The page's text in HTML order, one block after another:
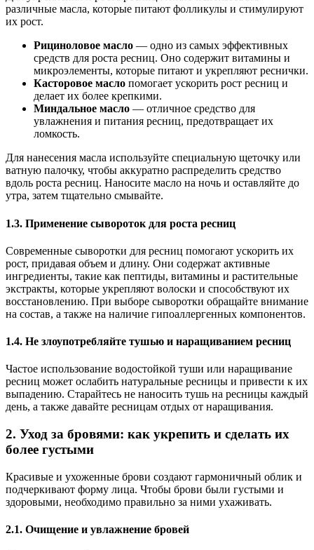
различные масла, которые питают фолликулы и стимулируют
их рост.
Рициноловое масло — одно из самых эффективных
средств для роста ресниц. Оно содержит витамины и
микроэлементы, которые питают и укрепляют реснички.
Касторовое масло помогает ускорить рост ресниц и
делает их более крепкими.
Миндальное масло — отличное средство для
увлажнения и питания ресниц, предотвращает их
ломкость.
Для нанесения масла используйте специальную щеточку или
ватную палочку, чтобы аккуратно распределить средство
вдоль роста ресниц. Наносите масло на ночь и оставляйте до
утра, затем тщательно смывайте.
1.3. Применение сывороток для роста ресниц
Современные сыворотки для ресниц помогают ускорить их
рост, придавая объем и длину. Они содержат активные
ингредиенты, такие как пептиды, витамины и растительные
экстракты, которые укрепляют волоски и способствуют их
восстановлению. При выборе сыворотки обращайте внимание
на состав, а также на наличие гипоаллергенных компонентов.
1.4. Не злоупотребляйте тушью и наращиванием ресниц
Частое использование водостойкой туши или наращивание
ресниц может ослабить натуральные ресницы и привести к их
выпадению. Старайтесь не наносить тушь на ресницы каждый
день, а также давайте ресницам отдых от наращивания.
2. Уход за бровями: как укрепить и сделать их
более густыми
Красивые и ухоженные брови создают гармоничный облик и
подчеркивают форму лица. Чтобы брови были густыми и
здоровыми, необходимо правильно за ними ухаживать.
2.1. Очищение и увлажнение бровей